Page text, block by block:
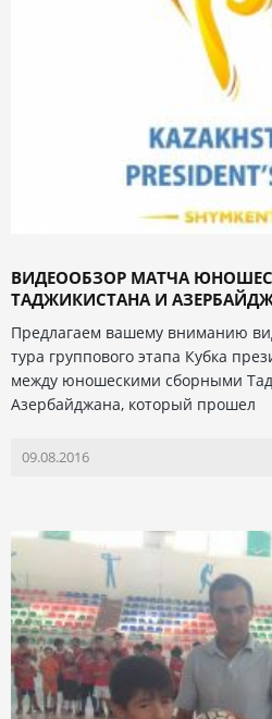
ВИДЕООБЗОР МАТЧА
ТАДЖИКИСТАНА И
Предлагаем вашему вниманию
тура группового этапа Кубка
между юношескими сборными
Азербайджана, который прошел
09.08.2016